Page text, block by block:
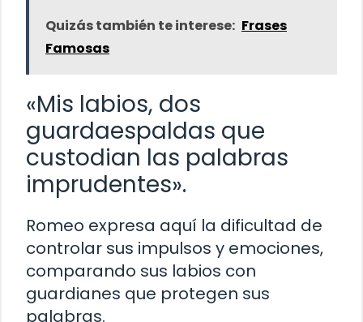
Quizás también te interese: Frases
Famosas
«Mis labios, dos
guardaespaldas que
custodian las palabras
imprudentes».
Romeo expresa aquí la dificultad de
controlar sus impulsos y emociones,
comparando sus labios con
guardianes que protegen sus
palabras.